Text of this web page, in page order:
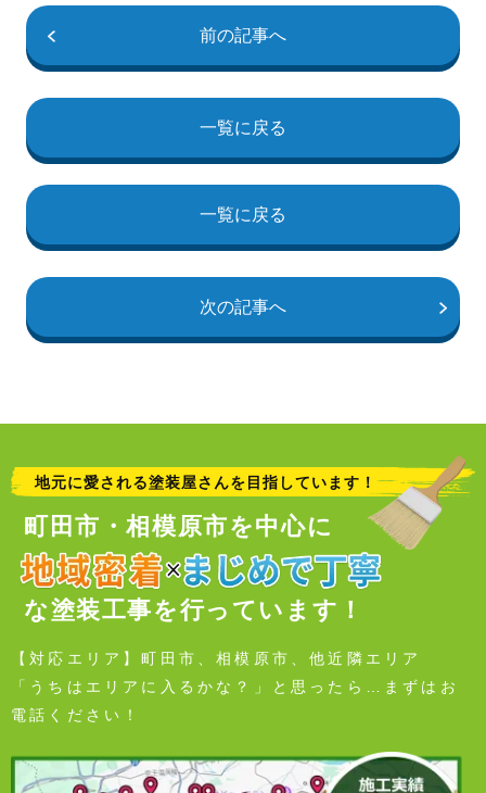
前の記事へ
一覧に戻る
一覧に戻る
次の記事へ
地元に愛される塗装屋さんを目指しています！
町田市・相模原市を中心に
な塗装工事を行っています！
【対応エリア】町田市、相模原市、他近隣エリア
「うちはエリアに入るかな？」と思ったら…まずはお
電話ください！